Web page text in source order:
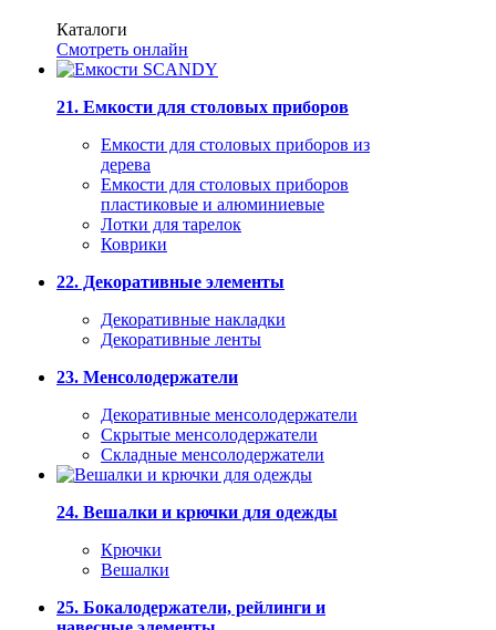
Каталоги
Смотреть онлайн
21. Емкости для столовых приборов
Емкости для столовых приборов из
дерева
Емкости для столовых приборов
пластиковые и алюминиевые
Лотки для тарелок
Коврики
22. Декоративные элементы
Декоративные накладки
Декоративные ленты
23. Менсолодержатели
Декоративные менсолодержатели
Скрытые менсолодержатели
Складные менсолодержатели
24. Вешалки и крючки для одежды
Крючки
Вешалки
25. Бокалодержатели, рейлинги и